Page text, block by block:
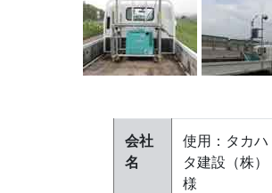
会社
名
使用：タカハ
タ建設（株）
様